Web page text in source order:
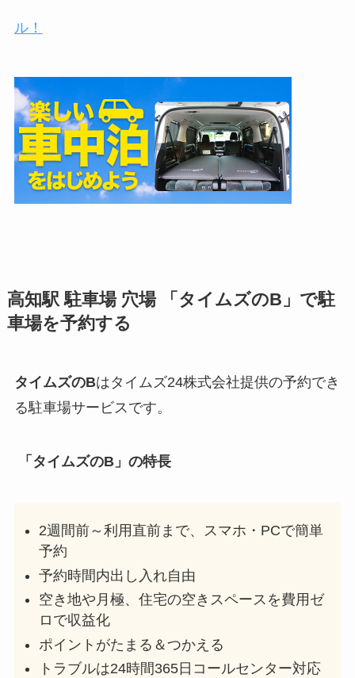
ル！
高知駅駐車場 穴場 「タイムズのB」で駐
車場を予約する
タイムズのBはタイムズ24株式会社提供の予約でき
る駐車場サービスです。
「タイムズのB」の特長
2週間前～利用直前まで、スマホ・PCで簡単
予約
予約時間内出し入れ自由
空き地や月極、住宅の空きスペースを費用ゼ
ロで収益化
ポイントがたまる＆つかえる
トラブルは24時間365日コールセンター対応